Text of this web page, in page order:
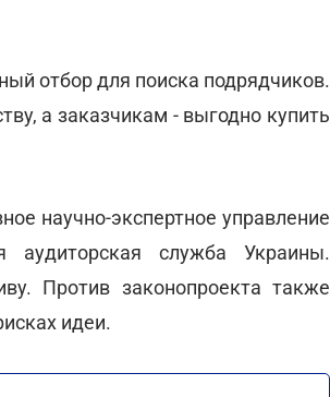
отбор для поиска подрядчиков.
а заказчикам - выгодно купить
научно-экспертное управление
аудиторская служба Украины.
Против законопроекта также
идеи.